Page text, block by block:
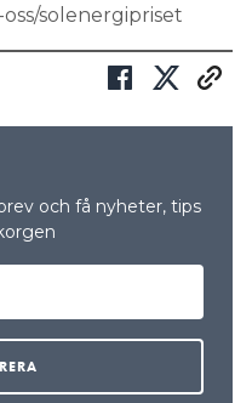
solenergipriset
och få nyheter, tips